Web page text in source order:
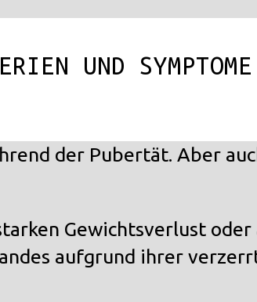
UND SYMPTOME
der Pubertät. Aber
Gewichtsverlust
aufgrund ihrer